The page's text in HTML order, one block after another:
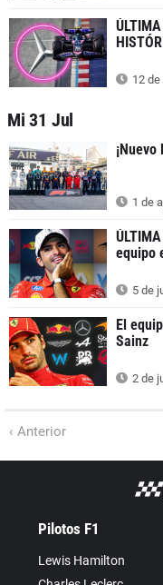
12
Mi 31 Jul
¡Nuevo
1 de
equipo
5 de
El
Sainz
2 de
‹ Anterior
Pilotos F1
Lewis Hamilton